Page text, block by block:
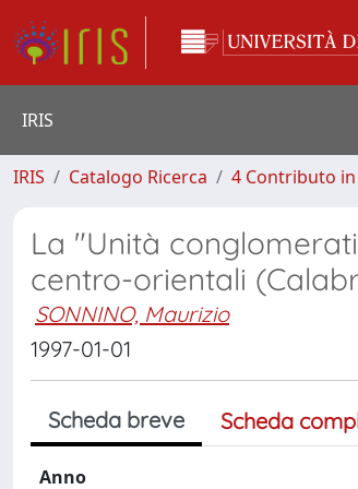
IRIS
IRIS Catalogo Ricerca 4 Contributo
La "Unità
centro-orientali
SONNINO, Maurizio
1997-01-01
Scheda breve Scheda
Anno